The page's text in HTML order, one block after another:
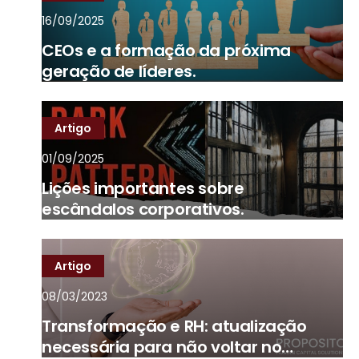
16/09/2025
CEOs e a formação da próxima
geração de líderes.
Artigo
01/09/2025
Lições importantes sobre
escândalos corporativos.
Artigo
08/03/2023
Transformação e RH: atualização
necessária para não voltar no